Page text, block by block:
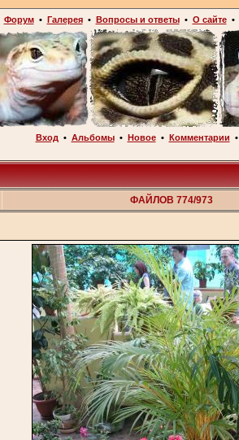
Форум• Галерея• Вопросы и ответы• О сайте•
Вход • Альбомы• Новое• Комментарии •
ФАЙЛОВ 774/973